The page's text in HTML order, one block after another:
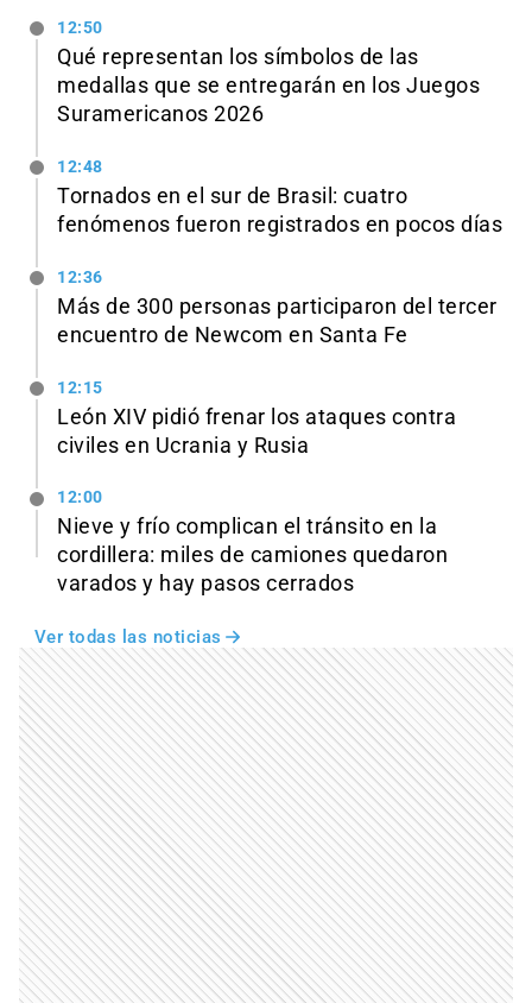
12:50
Qué representan los símbolos de las
medallas que se entregarán en los Juegos
Suramericanos 2026
12:48
Tornados en el sur de Brasil: cuatro
fenómenos fueron registrados en pocos días
12:36
Más de 300 personas participaron del tercer
encuentro de Newcom en Santa Fe
12:15
León XIV pidió frenar los ataques contra
civiles en Ucrania y Rusia
12:00
Nieve y frío complican el tránsito en la
cordillera: miles de camiones quedaron
varados y hay pasos cerrados
Ver todas las noticias